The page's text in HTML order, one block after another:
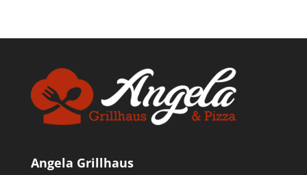
Angela Grillhaus